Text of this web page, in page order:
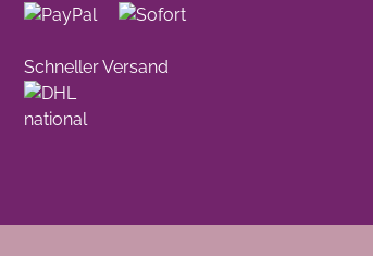
Schneller Versand